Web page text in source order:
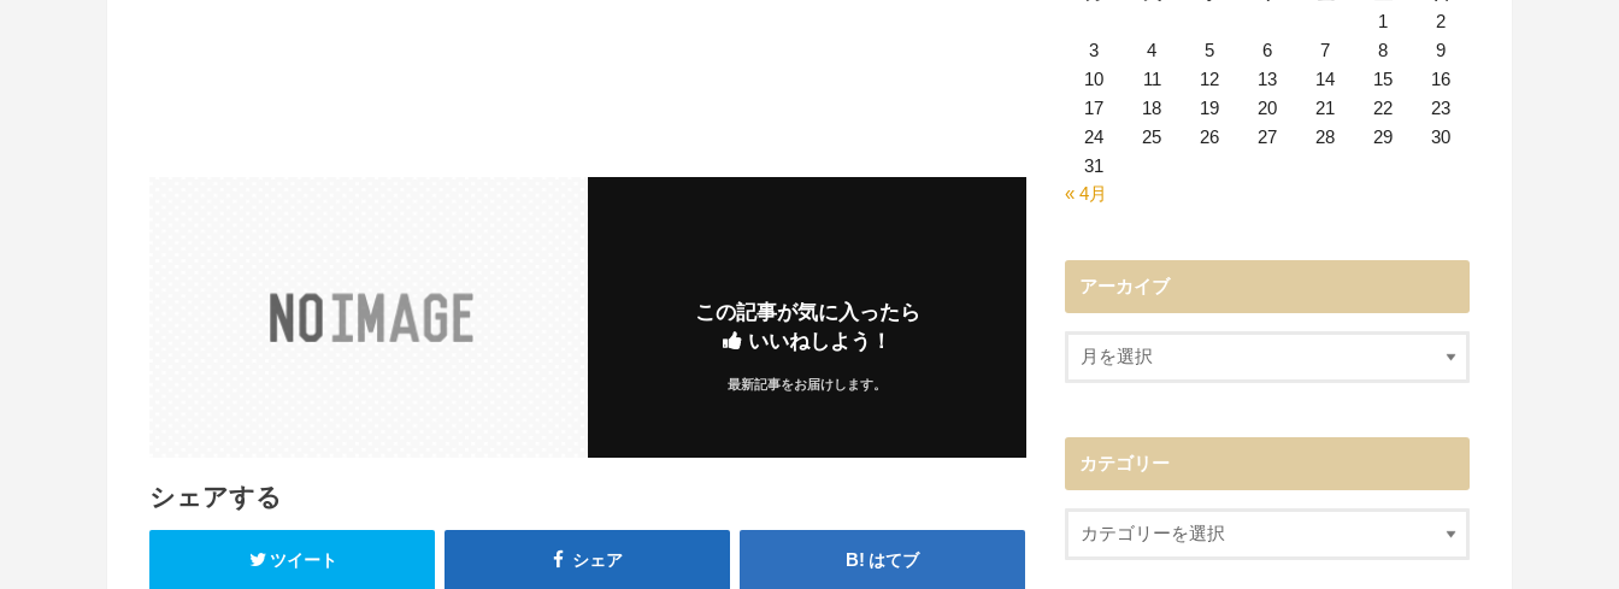
この記事が気に入ったら
いいねしよう！
最新記事をお届けします。
シェアする
ツイート シェア はてブ
1
2
3
4 5 6 7 8
9
10
11 12 13 14 15
16
17
18 19 20 21 22
23
24
25 26 27 28 29
30
31
« 4月
アーカイブ
カテゴリー